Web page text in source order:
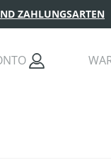
ZAHLUNGSARTEN